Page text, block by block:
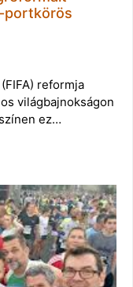
portkörös
reformja
világbajnokságon
ez…